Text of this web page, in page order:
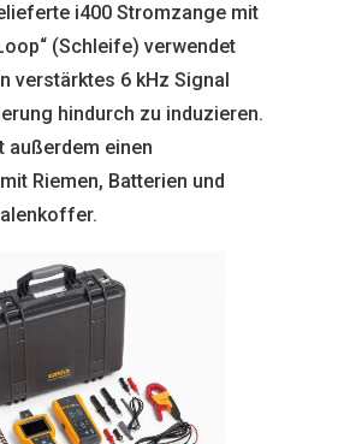
i400 Stromzange mit
(Schleife) verwendet
verstärktes 6 kHz Signal
hindurch zu induzieren.
außerdem einen
Riemen, Batterien und